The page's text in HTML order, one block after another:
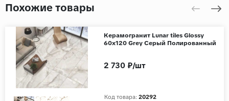
Похожие товары
Керамогранит Lunar tiles Glossy
60x120 Grey Серый Полированный
Код товара: 20292
2 730 ₽/шт